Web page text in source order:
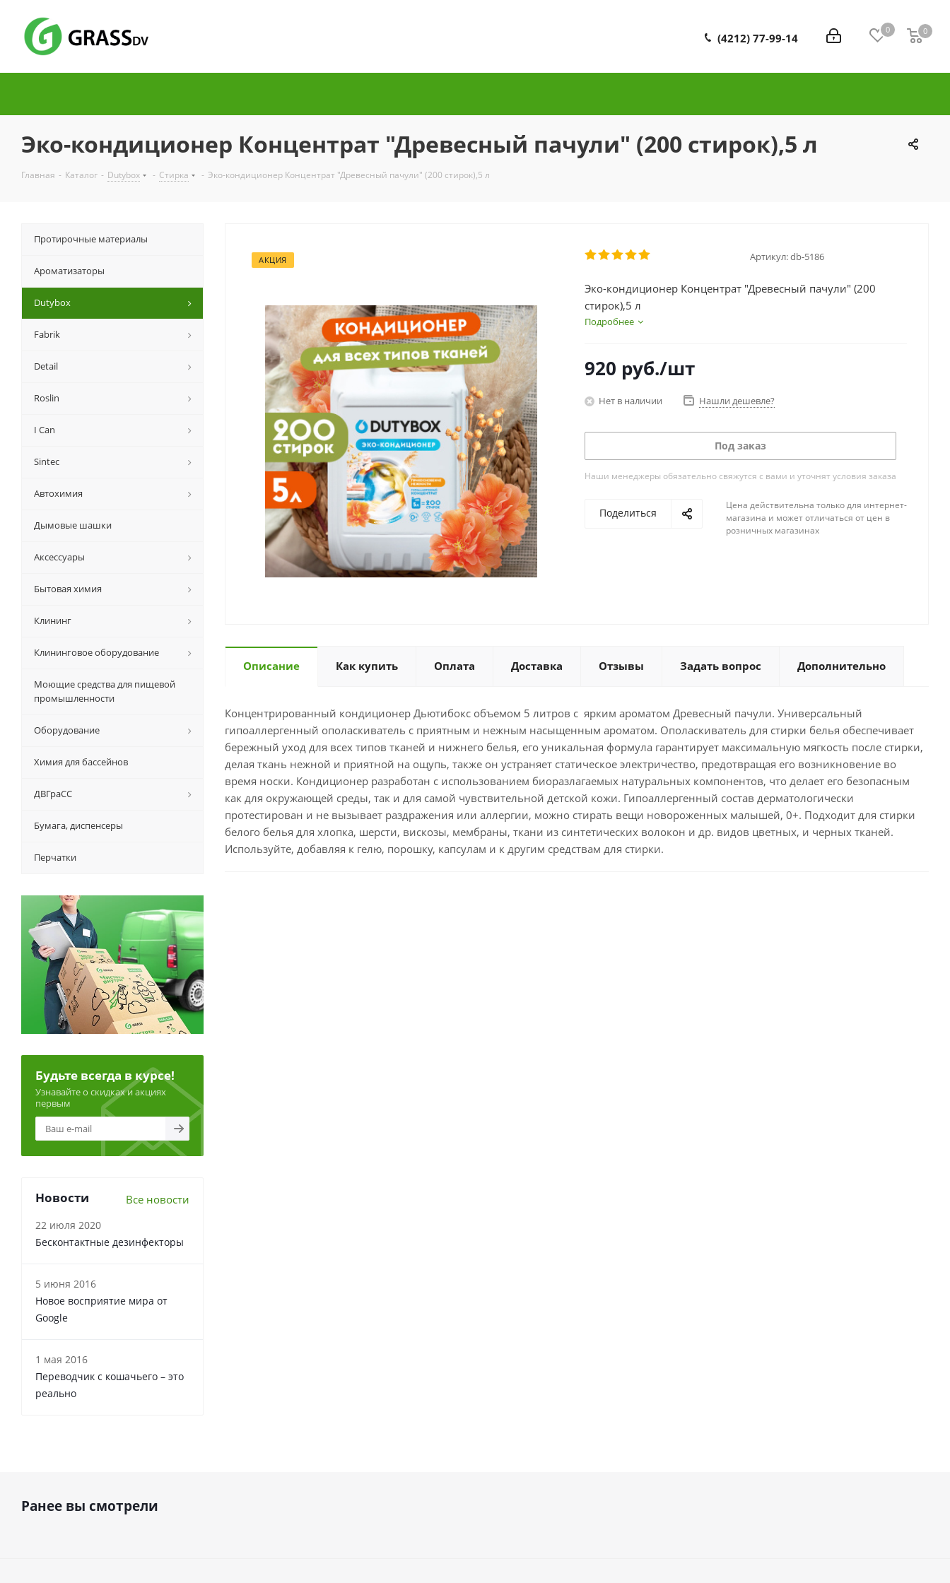
0 0
0
(4212) 77-99-14
Эко-кондиционер Концентрат "Древесный пачули" (200 стирок),5 л
Главная - Каталог - Dutybox - Стирка - Эко-кондиционер Концентрат "Древесный пачули" (200 стирок),5 л
АКЦИЯ Артикул:db-5186
Эко-кондиционер Концентрат "Древесный пачули" (200
стирок),5 л
Подробнее
920 руб./шт
Нет в наличии Нашли дешевле?
Под заказ
Наши менеджеры обязательно свяжутся с вами и уточнят условия заказа
Поделиться
Цена действительна только для интернет-
магазина и может отличаться от цен в
розничных магазинах
Описание Как купить Оплата Доставка Отзывы Задать вопрос Дополнительно
Концентрированный кондиционер Дьютибокс объемом 5 литров с ярким ароматом Древесный пачули. Универсальный
гипоаллергенный ополаскиватель с приятным и нежным насыщенным ароматом. Ополаскиватель для стирки белья обеспечивает
бережный уход для всех типов тканей и нижнего белья, его уникальная формула гарантирует максимальную мягкость после стирки,
делая ткань нежной и приятной на ощупь, также он устраняет статическое электричество, предотвращая его возникновение во
время носки. Кондиционер разработан с использованием биоразлагаемых натуральных компонентов, что делает его безопасным
как для окружающей среды, так и для самой чувствительной детской кожи. Гипоаллергенный состав дерматологически
протестирован и не вызывает раздражения или аллергии, можно стирать вещи новороженных малышей, 0+. Подходит для стирки
белого белья для хлопка, шерсти, вискозы, мембраны, ткани из синтетических волокон и др. видов цветных, и черных тканей.
Используйте, добавляя к гелю, порошку, капсулам и к другим средствам для стирки.
Протирочные материалы
Ароматизаторы
Dutybox
Fabrik
Detail
Roslin
I Can
Sintec
Автохимия
Дымовые шашки
Аксессуары
Бытовая химия
Клининг
Клининговое оборудование
Моющие средства для пищевой
промышленности
Оборудование
Химия для бассейнов
ДВГраСС
Бумага, диспенсеры
Перчатки
Будьте всегда в курсе!
Узнавайте о скидках и акциях
первым
Новости Все новости
22 июля 2020
Бесконтактные дезинфекторы
5 июня 2016
Новое восприятие мира от
Google
1 мая 2016
Переводчик с кошачьего – это
реально
Ранее вы смотрели